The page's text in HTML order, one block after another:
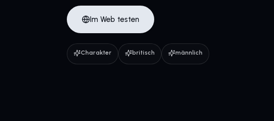
Im Web testen
Charakter britisch männlich